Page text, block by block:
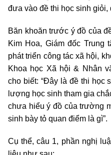
đưa vào đề thi học sinh giỏi,
Băn khoăn trước ý đồ của
Kim Hoa, Giám đốc Trung
phát triển công tác xã hội,
Khoa học Xã hội & Nhân
cho biết: “Đây là đề thi học
lượng học sinh tham gia
chưa hiểu ý đồ của trường
sinh bày tỏ quan điểm là gì”.
Cụ thể, câu 1, phần nghị